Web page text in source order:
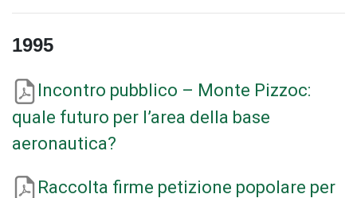
1995
Incontro pubblico – Monte Pizzoc:
quale futuro per l’area della base
aeronautica?
Raccolta firme petizione popolare per